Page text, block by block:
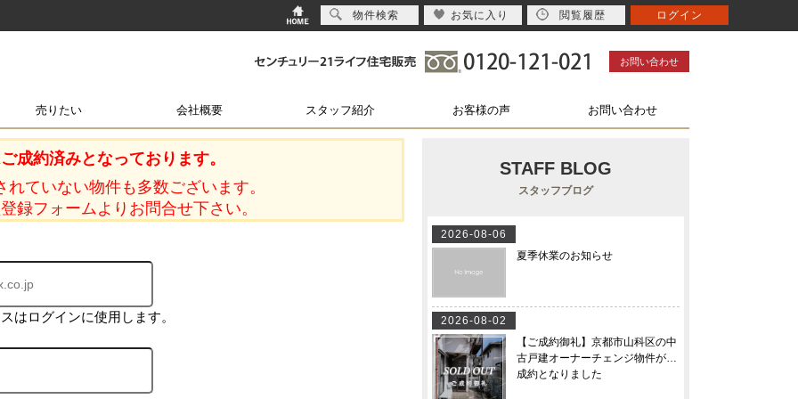
お問い合わせ
売りたい 会社概要 スタッフ紹介 お客様の声 お問い合わせ
成約済みとなっております。
ていない物件も多数ございます。
録フォームよりお問合せ下さい。
はログインに使用します。
STAFF BLOG
スタッフブログ
物件検索 お気に入り 閲覧履歴 ログイン